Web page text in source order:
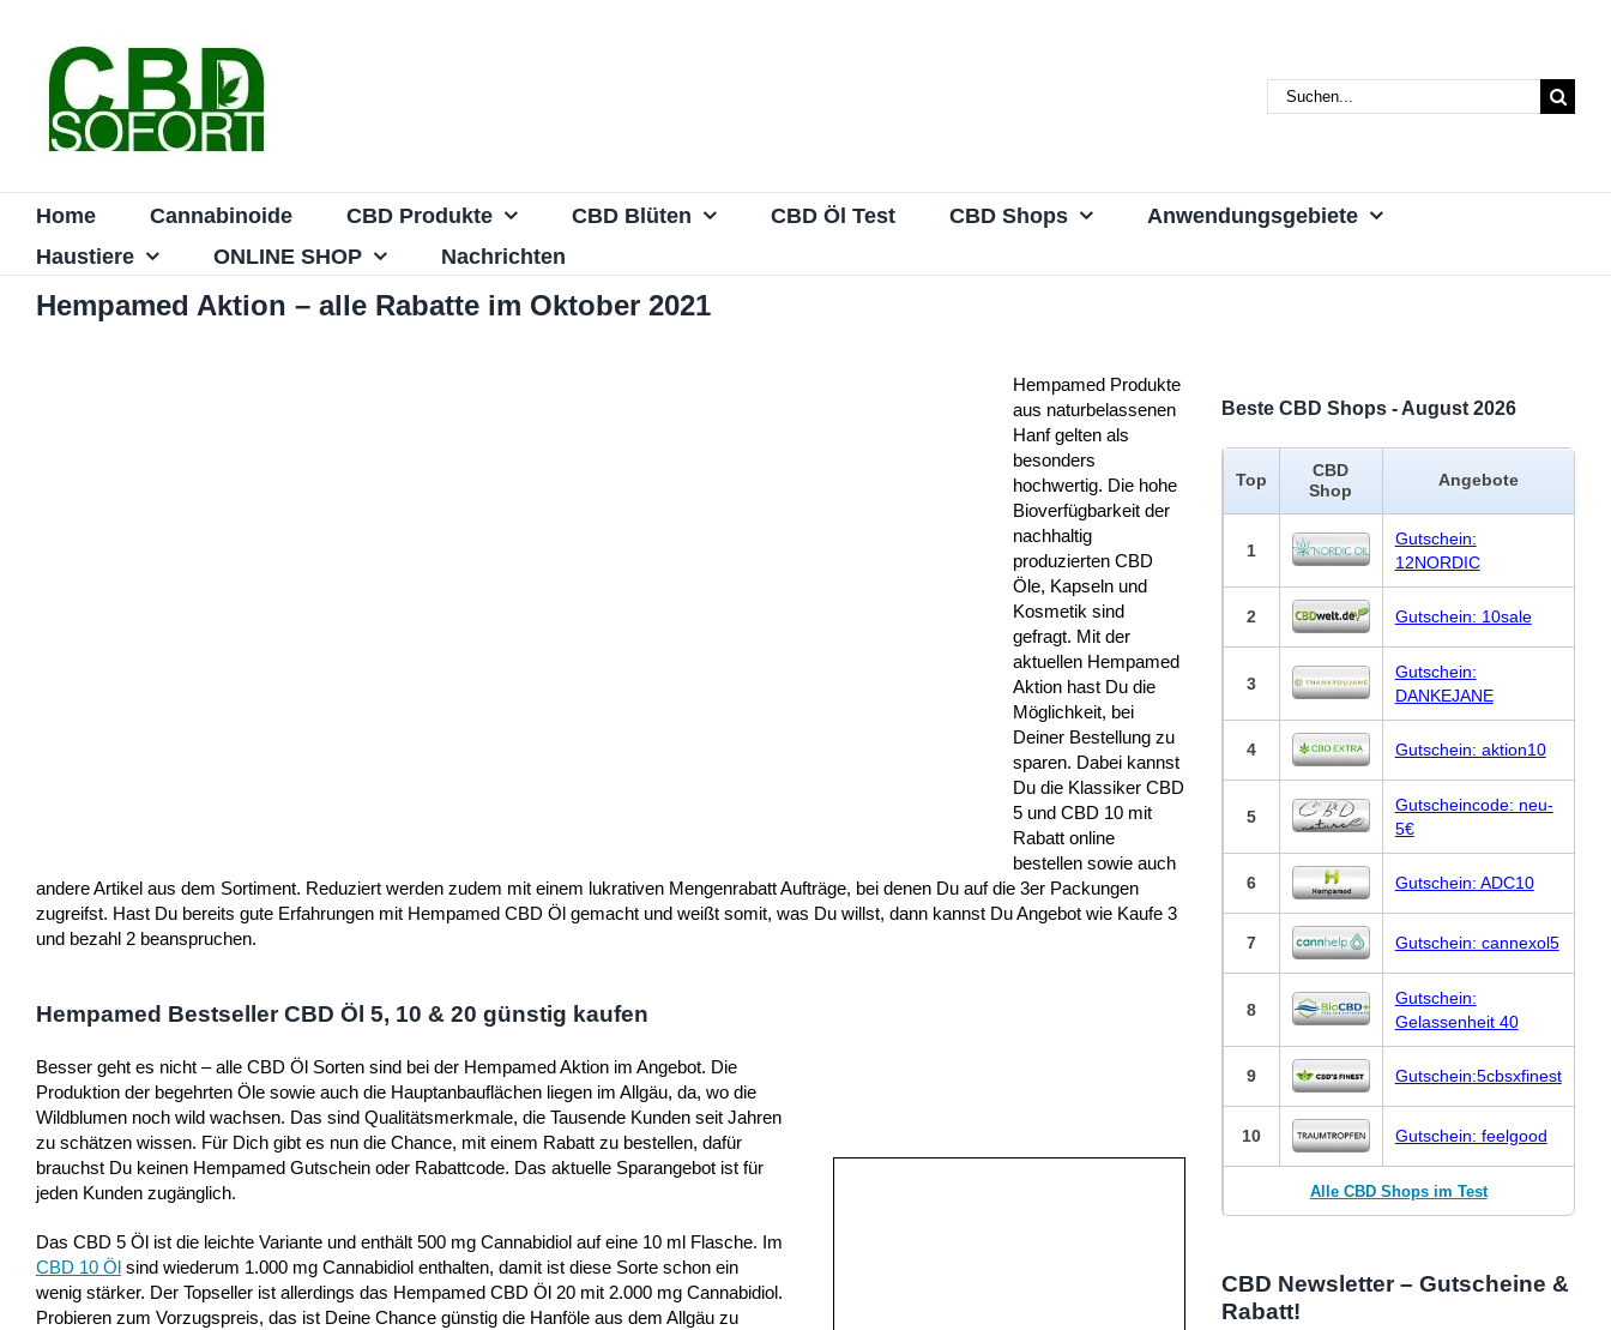
springen
Suche
nach:
Home Cannabinoide CBD Produkte CBD Blüten CBD Öl Test CBD Shops
Anwendungsgebiete
Haustiere
ONLINE SHOP Nachrichten
Hempamed Aktion – alle Rabatte im Oktober 2021
Hempamed Produkte
aus naturbelassenen
Hanf gelten als
besonders
hochwertig. Die hohe
Bioverfügbarkeit der
nachhaltig
produzierten CBD
Öle, Kapseln und
Kosmetik sind
gefragt. Mit der
aktuellen Hempamed
Aktion hast Du die
Möglichkeit, bei
Deiner Bestellung zu
sparen. Dabei kannst
Du die Klassiker CBD
5 und CBD 10 mit
Rabatt online
bestellen sowie auch
andere Artikel aus dem Sortiment. Reduziert werden zudem mit einem lukrativen Mengenrabatt Aufträge, bei denen Du auf die 3er Packungen
zugreifst. Hast Du bereits gute Erfahrungen mit Hempamed CBD Öl gemacht und weißt somit, was Du willst, dann kannst Du Angebot wie Kaufe 3
und bezahl 2 beanspruchen.
Hempamed Bestseller CBD Öl 5, 10 & 20 günstig kaufen
Besser geht es nicht – alle CBD Öl Sorten sind bei der Hempamed Aktion im Angebot. Die
Produktion der begehrten Öle sowie auch die Hauptanbauflächen liegen im Allgäu, da, wo die
Wildblumen noch wild wachsen. Das sind Qualitätsmerkmale, die Tausende Kunden seit Jahren
zu schätzen wissen. Für Dich gibt es nun die Chance, mit einem Rabatt zu bestellen, dafür
brauchst Du keinen Hempamed Gutschein oder Rabattcode. Das aktuelle Sparangebot ist für
jeden Kunden zugänglich.
Das CBD 5 Öl ist die leichte Variante und enthält 500 mg Cannabidiol auf eine 10 ml Flasche. Im
CBD 10 Ölsind wiederum 1.000 mg Cannabidiol enthalten, damit ist diese Sorte schon ein
wenig stärker. Der Topseller ist allerdings das Hempamed CBD Öl 20 mit 2.000 mg Cannabidiol.
Probieren zum Vorzugspreis, das ist Deine Chance günstig die Hanföle aus dem Allgäu zu
Beste CBD Shops - August 2026
Top
CBD
Shop
Angebote
1
Gutschein:
12NORDIC
2 Gutschein: 10sale
3
Gutschein:
DANKEJANE
4 Gutschein: aktion10
5
Gutscheincode: neu-
5€
6 Gutschein: ADC10
7 Gutschein: cannexol5
8
Gutschein:
Gelassenheit 40
9 Gutschein:5cbsxfinest
10 Gutschein: feelgood
Alle CBD Shops im Test
CBD Newsletter – Gutscheine &
Rabatt!